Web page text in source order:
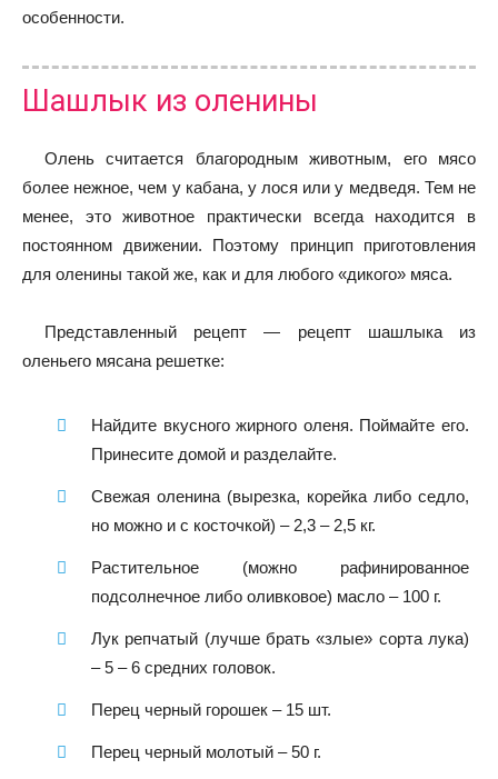
особенности.
Шашлык из оленины
Олень считается благородным животным, его мясо
более нежное, чем у кабана, у лося или у медведя. Тем не
менее, это животное практически всегда находится в
постоянном движении. Поэтому принцип приготовления
для оленины такой же, как и для любого «дикого» мяса.
Представленный рецепт — рецепт шашлыка из
оленьего мясана решетке:
Найдите вкусного жирного оленя. Поймайте его.
Принесите домой и разделайте.
Свежая оленина (вырезка, корейка либо седло,
но можно и с косточкой) – 2,3 – 2,5 кг.
Растительное (можно рафинированное
подсолнечное либо оливковое) масло – 100 г.
Лук репчатый (лучше брать «злые» сорта лука)
– 5 – 6 средних головок.
Перец черный горошек – 15 шт.
Перец черный молотый – 50 г.